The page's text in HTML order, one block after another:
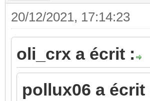
20/12/2021, 17:14:23
oli_crx a écrit :
pollux06 a écrit